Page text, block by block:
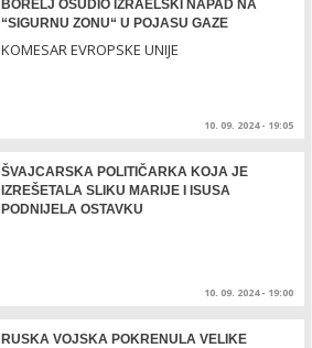
BORELJ OSUDIO IZRAELSKI NAPAD NA
“SIGURNU ZONU“ U POJASU GAZE
KOMESAR EVROPSKE UNIJE
10. 09. 2024 - 19:05
ŠVAJCARSKA POLITIČARKA KOJA JE
IZREŠETALA SLIKU MARIJE I ISUSA
PODNIJELA OSTAVKU
10. 09. 2024 - 19:00
RUSKA VOJSKA POKRENULA VELIKE